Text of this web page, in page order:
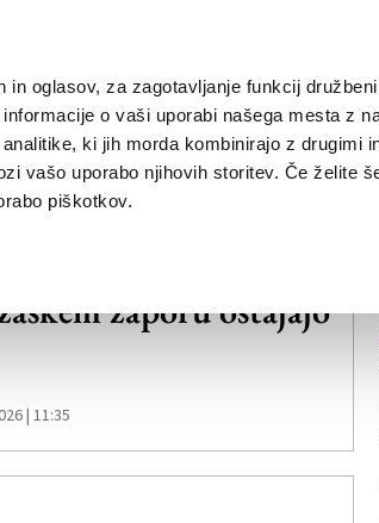
oglasov, za zagotavljanje funkcij
o vaši uporabi našega mesta z
ki jih morda kombinirajo z drugimi
vašo uporabo njihovih storitev. Če želite
piškotkov.
GORIŠKA KULTURA ŠPORT ŠE
zaporu ostajajo
| 11:35